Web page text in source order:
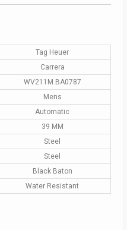
Tag Heuer
Carrera
WV211M.BA0787
Mens
Automatic
39 MM
Steel
Steel
Black Baton
Water Resistant